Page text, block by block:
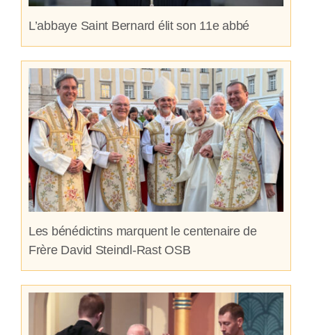
L’abbaye Saint Bernard élit son 11e abbé
Les bénédictins marquent le centenaire de
Frère David Steindl-Rast OSB